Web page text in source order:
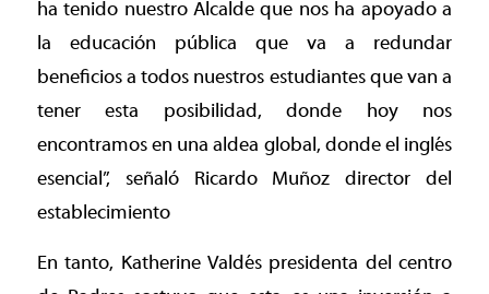
ha tenido nuestro Alcalde que nos ha apoyado a
la educación pública que va a redundar
beneficios a todos nuestros estudiantes que van a
tener esta posibilidad, donde hoy nos
encontramos en una aldea global, donde el inglés
esencial”, señaló Ricardo Muñoz director del
establecimiento
En tanto, Katherine Valdés presidenta del centro